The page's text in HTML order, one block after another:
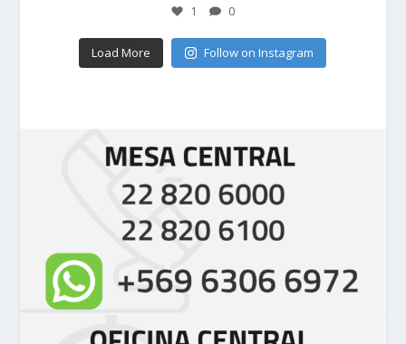
1 0
Load More Follow on Instagram